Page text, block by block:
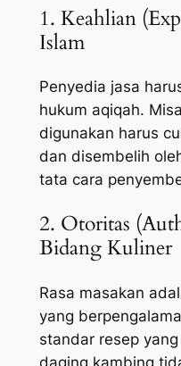
1. Keahlian
Islam
Penyedia jasa
hukum aqiqah.
digunakan harus
dan disembelih
tata cara
2. Otoritas
Bidang Kuliner
Rasa masakan
yang
standar resep
daging kambing